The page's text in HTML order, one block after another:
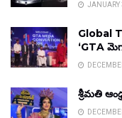
JANUARY
Global
‘GTA
శ్రీమతి